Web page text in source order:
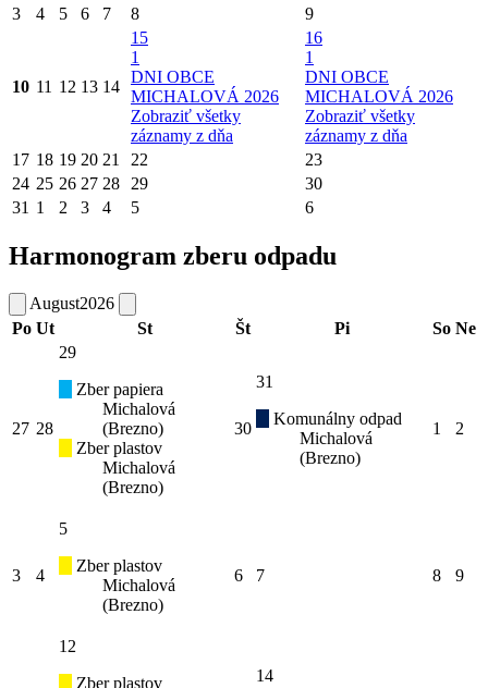
3
4 5 6 7 8 9
10 11 12 13 14
15
1
DNI OBCE
MICHALOVÁ 2026
Zobraziť všetky
záznamy z dňa
16
1
DNI OBCE
MICHALOVÁ 2026
Zobraziť všetky
záznamy z dňa
17 18 19 20 21 22
23
24 25 26 27 28 29
30
31 1 2 3 4 5 6
Harmonogram zberu odpadu
August2026
Po Ut St Št Pi So Ne
27 28
29
Zber papiera
Michalová
(Brezno)
Zber plastov
Michalová
(Brezno)
30
31
Komunálny odpad
Michalová
(Brezno)
1 2
3 4
5
Zber plastov
Michalová
(Brezno)
6 7 8 9
12
Zber plastov
14